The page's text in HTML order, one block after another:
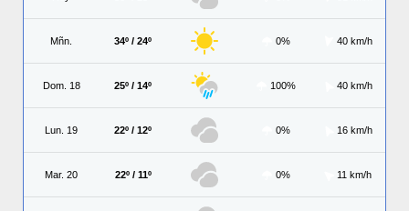
Mñn. 34º / 24º 0% 40 km/h
Dom. 18 25º / 14º 100% 40 km/h
Lun. 19 22º / 12º 0% 16 km/h
Mar. 20 22º / 11º 0% 11 km/h